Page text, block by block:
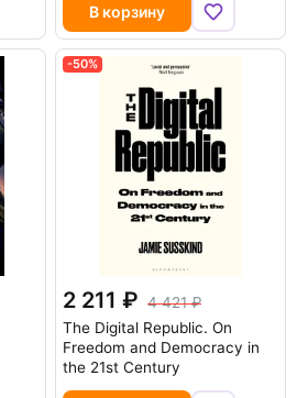
В корзину
-50%
2 211
4 421
The Digital Republic. On
Freedom and Democracy in
the 21st Century